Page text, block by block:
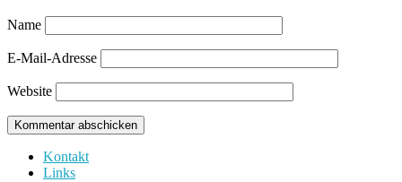
Name
E-Mail-Adresse
Website
Kontakt
Links